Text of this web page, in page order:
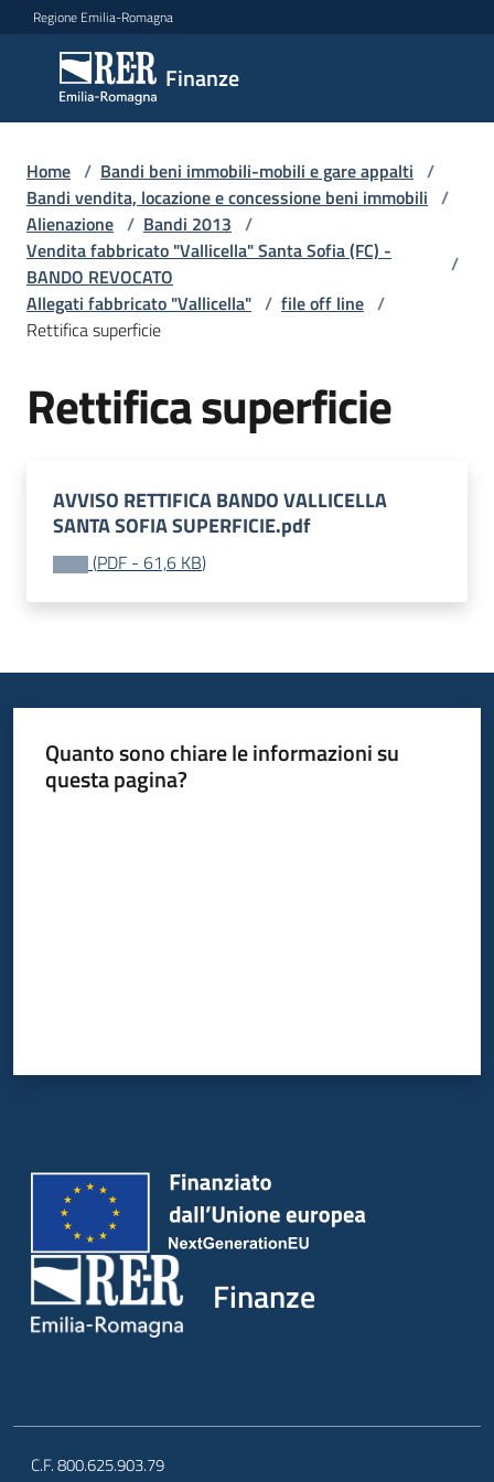
Vai al contenuto
Vai alla navigazione
Vai al footer
Regione Emilia-Romagna
Finanze
Finanze
Argomenti
Novità
Bandi
Programmi
Progetti
Home / Bandi beni immobili-mobili e gare appalti /
Bandi vendita, locazione e concessione beni immobili /
Alienazione / Bandi 2013 /
Vendita fabbricato "Vallicella" Santa Sofia (FC) -
BANDO REVOCATO
/
Allegati fabbricato "Vallicella" / file off line /
Rettifica superficie
Rettifica superficie
AVVISO RETTIFICA BANDO VALLICELLA
SANTA SOFIA SUPERFICIE.pdf
(PDF - 61,6 KB)
Quanto sono chiare le informazioni su
questa pagina?
Finanze
C.F. 800.625.903.79